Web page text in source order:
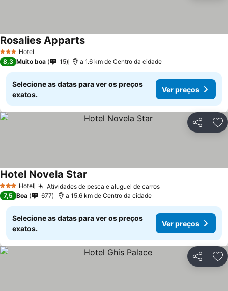
3 EstrelasHotel
Rosalies Apparts
8,3 Muito boa 15 a 1.6 km de Centro da cidade
Selecione as datas para ver os preços
exatos.
Ver preços
Partilhar
3 EstrelasHotel Atividades de pesca e aluguel de carros
Hotel Novela Star
7,5 Boa 677 a 15.6 km de Centro da cidade
Selecione as datas para ver os preços
exatos.
Ver preços
Partilhar